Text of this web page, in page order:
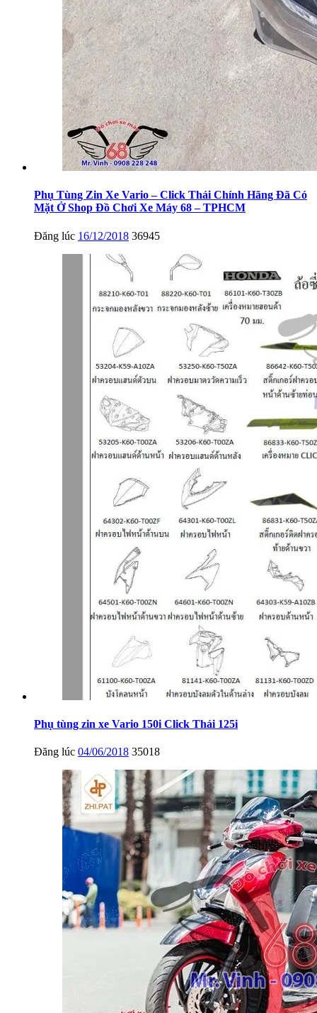
Phụ Tùng Zin Xe Vario – Click Thái Chính Hãng Đã Có
Mặt Ở Shop Đồ Chơi Xe Máy 68 – TPHCM
Đăng lúc 16/12/2018 36945
Phụ tùng zin xe Vario 150i Click Thái 125i
Đăng lúc 04/06/2018 35018